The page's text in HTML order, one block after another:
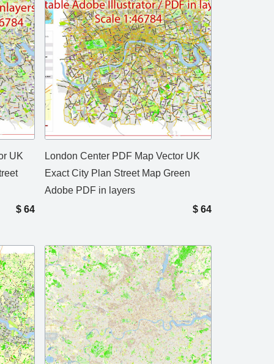
UK
$ 64
London Center PDF Map Vector UK
Exact City Plan Street Map Green
Adobe PDF in layers
$ 64